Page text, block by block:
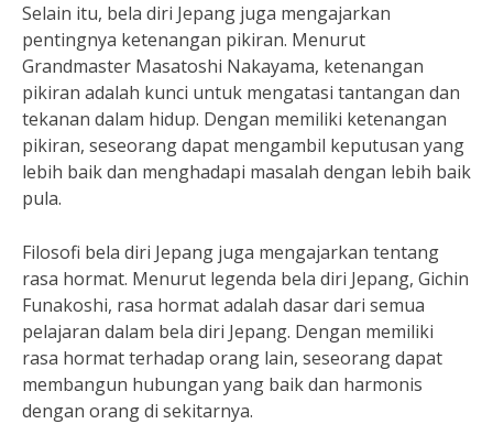
Selain itu, bela diri Jepang juga mengajarkan
pentingnya ketenangan pikiran. Menurut
Grandmaster Masatoshi Nakayama, ketenangan
pikiran adalah kunci untuk mengatasi tantangan dan
tekanan dalam hidup. Dengan memiliki ketenangan
pikiran, seseorang dapat mengambil keputusan yang
lebih baik dan menghadapi masalah dengan lebih baik
pula.
Filosofi bela diri Jepang juga mengajarkan tentang
rasa hormat. Menurut legenda bela diri Jepang, Gichin
Funakoshi, rasa hormat adalah dasar dari semua
pelajaran dalam bela diri Jepang. Dengan memiliki
rasa hormat terhadap orang lain, seseorang dapat
membangun hubungan yang baik dan harmonis
dengan orang di sekitarnya.